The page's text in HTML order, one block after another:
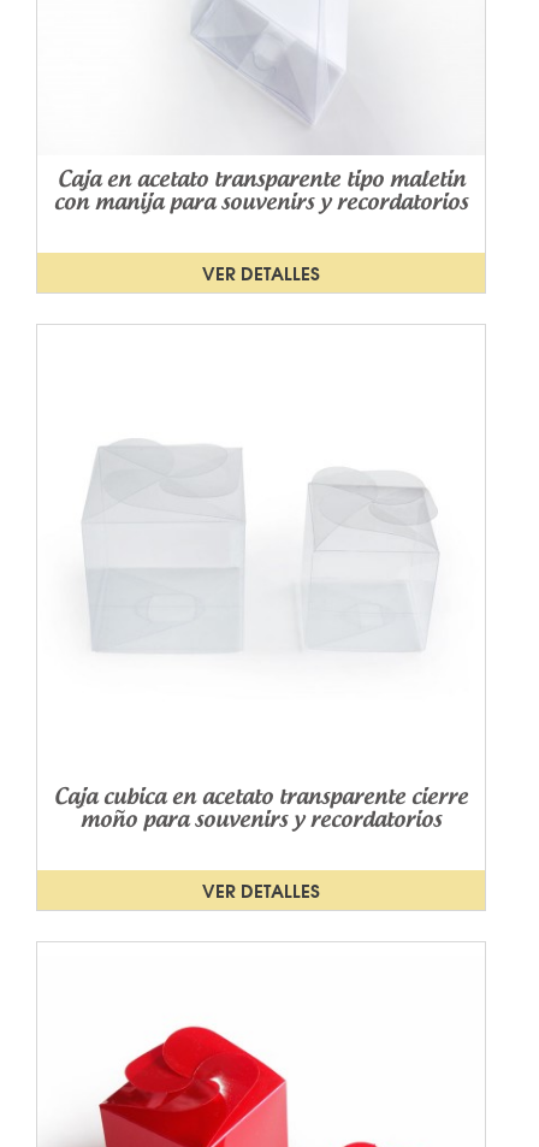
Caja en acetato transparente tipo maletin
con manija para souvenirs y recordatorios
VER DETALLES
Caja cubica en acetato transparente cierre
moño para souvenirs y recordatorios
VER DETALLES